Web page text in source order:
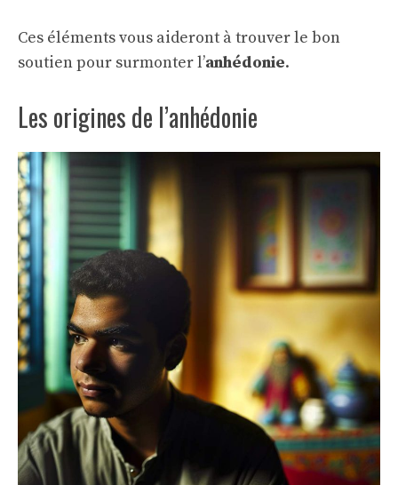
Ces éléments vous aideront à trouver le bon
soutien pour surmonter l’anhédonie.
Les origines de l’anhédonie